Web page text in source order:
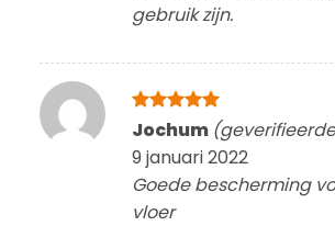
gebruik zijn.
Gewaardeerd
5uit 5
Jochum
9 januari 2022
Goede bescherming
vloer